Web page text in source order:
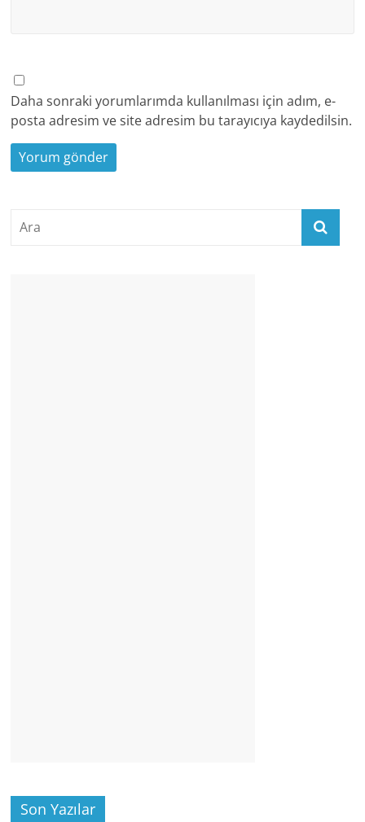
Daha sonraki yorumlarımda kullanılması için adım, e-
posta adresim ve site adresim bu tarayıcıya kaydedilsin.
Son Yazılar